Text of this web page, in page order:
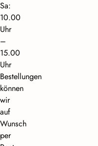
Sa:
10.00
Uhr
–
15.00
Uhr
Bestellungen
können
wir
auf
Wunsch
per